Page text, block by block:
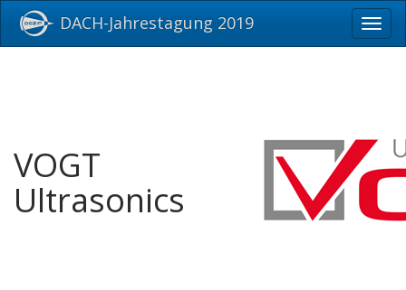
DACH-Jahrestagung 2019
VOGT
Ultrasonics